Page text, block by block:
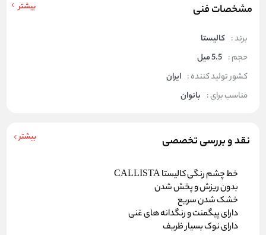
مشخصات فنی بیشتر
برند : کالیستا
حجم : 5.5 میل
کشور تولید کننده : ایران
مناسب برای : بانوان
نقد و بررسی تخصصی بیشتر
خط چشم رنگی کالیستا CALLISTA
بدون ریزش و پخش شدن
خشک شدن سریع
دارای پیگمنت و رنگدانه های غنی
دارای نوک بسیار ظریف